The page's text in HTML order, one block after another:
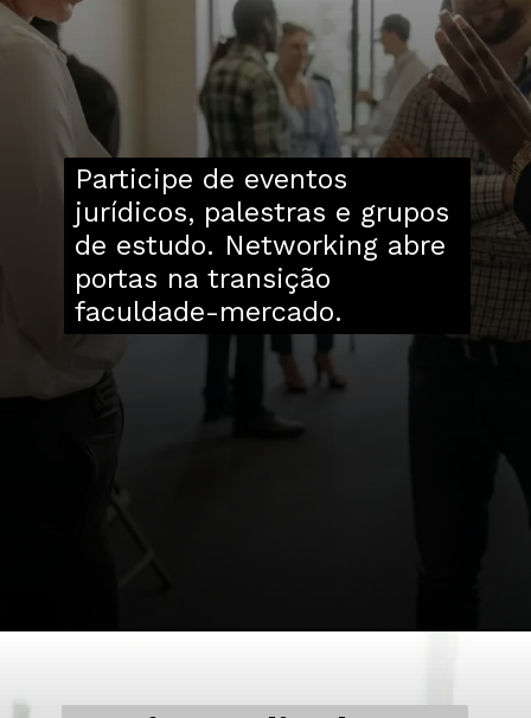
Participe de eventos
jurídicos, palestras e grupos
de estudo. Networking abre
portas na transição
faculdade-mercado.